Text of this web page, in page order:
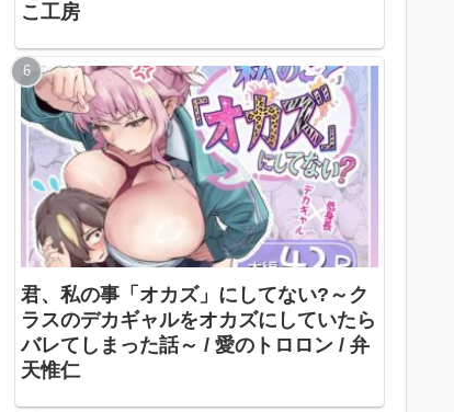
こ工房
君、私の事「オカズ」にしてない?～ク
ラスのデカギャルをオカズにしていたら
バレてしまった話～ / 愛のトロロン / 弁
天惟仁